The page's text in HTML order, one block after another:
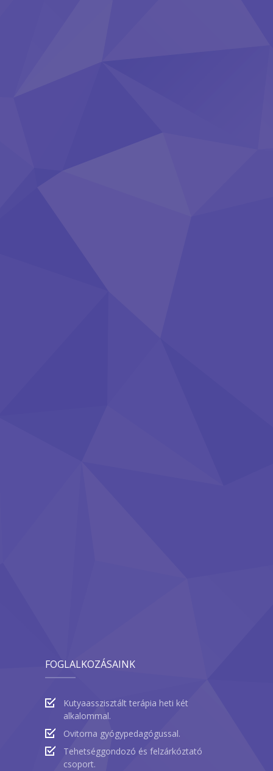
FOGLALKOZÁSAINK
Kutyaasszisztált terápia heti két
alkalommal.
Ovitorna gyógypedagógussal.
Tehetséggondozó és felzárkóztató
csoport.